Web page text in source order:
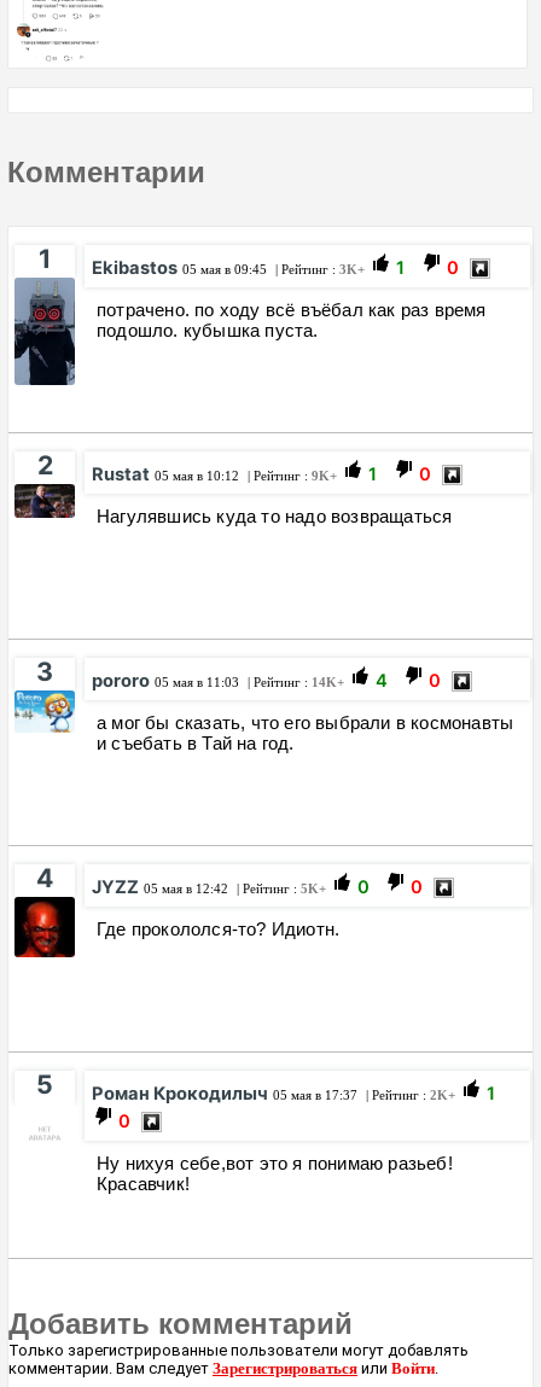
Комментарии
1 Ekibastos 05 мая в 09:45 | Рейтинг : 3K+ 1 0
потрачено. по ходу всё въёбал как раз время
подошло. кубышка пуста.
2 Rustat 05 мая в 10:12 | Рейтинг : 9K+ 1 0
Нагулявшись куда то надо возвращаться
3 pororo 05 мая в 11:03 | Рейтинг : 14K+ 4 0
а мог бы сказать, что его выбрали в космонавты
и съебать в Тай на год.
4 JYZZ 05 мая в 12:42 | Рейтинг : 5K+ 0 0
Где прокололся-то? Идиотн.
5 Роман Крокодилыч 05 мая в 17:37 | Рейтинг : 2K+
1
0
Ну нихуя себе,вот это я понимаю разьеб!
Красавчик!
Добавить комментарий
Только зарегистрированные пользователи могут добавлять
комментарии. Вам следует Зарегистрироваться или Войти